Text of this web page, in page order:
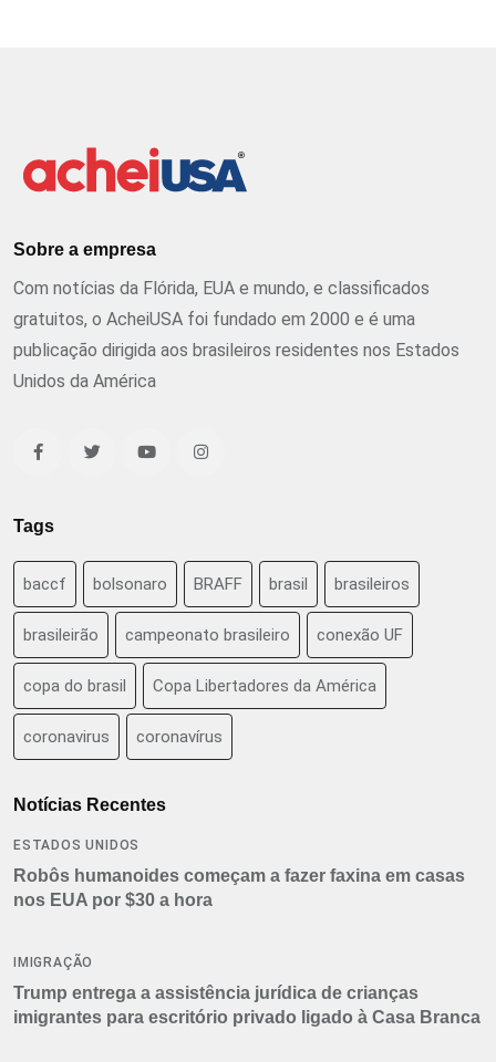
Sobre a empresa
Com notícias da Flórida, EUA e mundo, e classificados
gratuitos, o AcheiUSA foi fundado em 2000 e é uma
publicação dirigida aos brasileiros residentes nos Estados
Unidos da América
Tags
baccf bolsonaro BRAFF brasil brasileiros
brasileirão campeonato brasileiro conexão UF
copa do brasil Copa Libertadores da América
coronavirus coronavírus
Notícias Recentes
ESTADOS UNIDOS
Robôs humanoides começam a fazer faxina em casas
nos EUA por $30 a hora
IMIGRAÇÃO
Trump entrega a assistência jurídica de crianças
imigrantes para escritório privado ligado à Casa Branca